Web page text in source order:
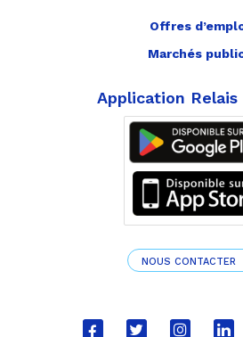
Offres
Marchés
Application
NOUS CONTACTER